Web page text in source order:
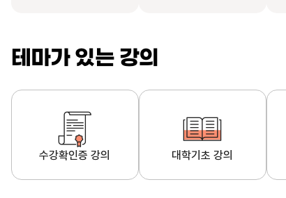
테마가 있는 강의
수강확인증 강의 대학기초 강의